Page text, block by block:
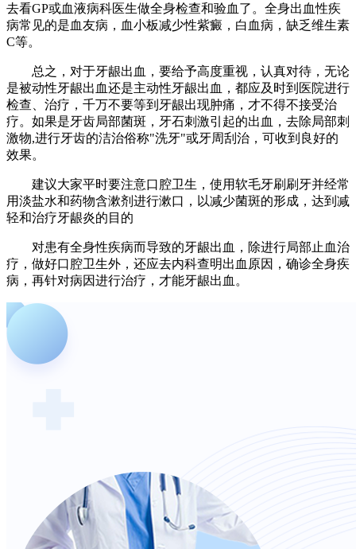
去看GP或血液病科医生做全身检查和验血了。全身出血性疾
病常见的是血友病，血小板减少性紫癜，白血病，缺乏维生素
C等。
总之，对于牙龈出血，要给予高度重视，认真对待，无论
是被动性牙龈出血还是主动性牙龈出血，都应及时到医院进行
检查、治疗，千万不要等到牙龈出现肿痛，才不得不接受治
疗。如果是牙齿局部菌斑，牙石刺激引起的出血，去除局部刺
激物,进行牙齿的洁治俗称"洗牙"或牙周刮治，可收到良好的
效果。
建议大家平时要注意口腔卫生，使用软毛牙刷刷牙并经常
用淡盐水和药物含漱剂进行漱口，以减少菌斑的形成，达到减
轻和治疗牙龈炎的目的
对患有全身性疾病而导致的牙龈出血，除进行局部止血治
疗，做好口腔卫生外，还应去内科查明出血原因，确诊全身疾
病，再针对病因进行治疗，才能牙龈出血。